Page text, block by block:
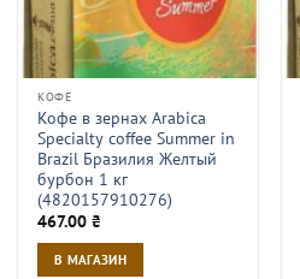
КОФЕ
Кофе в зернах Arabica
Specialty coffee Summer in
Brazil Бразилия Желтый
бурбон 1 кг
(4820157910276)
467.00₴
В МАГАЗИН